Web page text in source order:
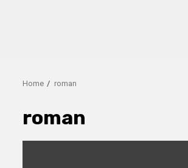
Home roman
roman